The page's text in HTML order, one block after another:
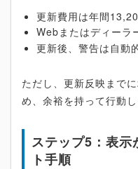
更新費用は年間
Webまたはディーラ
更新後、警告は自動
ただし、更新反映まで
め、余裕を持って行動し
ステップ5：表示
ト手順